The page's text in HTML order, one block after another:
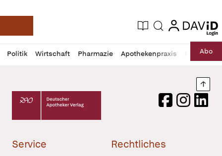
Deutsche Apotheker Zeitung
Aktuelle Ausgabe
Suche login
login
Politik Wirtschaft Pharmazie Apothekenpraxis RechtAbo
Profil
öffnen
Daz
Pur
Deutscher Apotheker Verlag Logo
FacebookInstagram
Service Rechtliches